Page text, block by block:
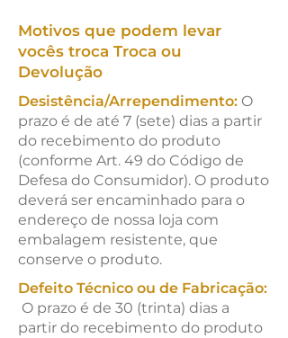
Motivos que podem levar
vocês troca Troca ou
Devolução
Desistência/Arrependimento: O
prazo é de até 7 (sete) dias a partir
do recebimento do produto
(conforme Art. 49 do Código de
Defesa do Consumidor). O produto
deverá ser encaminhado para o
endereço de nossa loja com
embalagem resistente, que
conserve o produto.
Defeito Técnico ou de Fabricação:
O prazo é de 30 (trinta) dias a
partir do recebimento do produto